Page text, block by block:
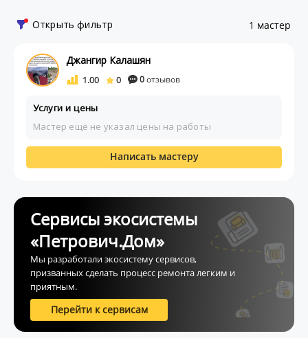
Открыть фильтр 1 мастер
Джангир Калашян
1.00 0 0отзывов
Услуги и цены
Мастер ещё не указал цены на работы
Написать мастеру
Сервисы экосистемы
«Петрович.Дом»
Мы разработали экосистему сервисов,
призванных сделать процесс ремонта легким и
приятным.
Перейти к сервисам